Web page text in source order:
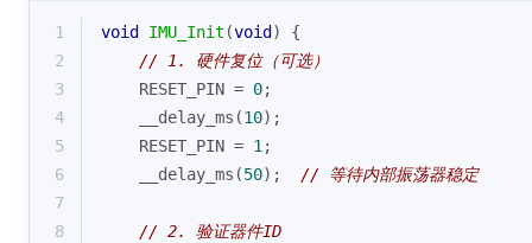
1 void IMU_Init (void )
{
2
// 1. 硬件复位（可选）
3
    RESET_PIN =
0;
4
    __delay_ms(
10);
5
    RESET_PIN =
1 ;
6
    __delay_ms(
50); // 等待内部振荡器稳定
7
8
// 2. 验证器件ID